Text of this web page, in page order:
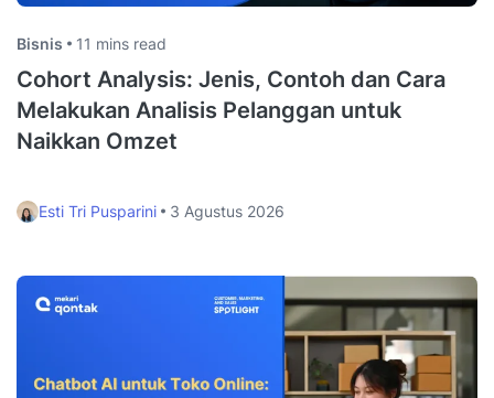
Bisnis 11 mins read
Cohort Analysis: Jenis, Contoh dan Cara
Melakukan Analisis Pelanggan untuk
Naikkan Omzet
Esti Tri Pusparini 3 Agustus 2026